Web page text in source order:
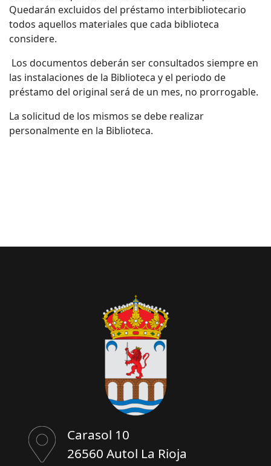
Quedarán excluidos del préstamo interbibliotecario
todos aquellos materiales que cada biblioteca
considere.
Los documentos deberán ser consultados siempre en
las instalaciones de la Biblioteca y el periodo de
préstamo del original será de un mes, no prorrogable.
La solicitud de los mismos se debe realizar
personalmente en la Biblioteca.
Carasol 10
26560 Autol La Rioja